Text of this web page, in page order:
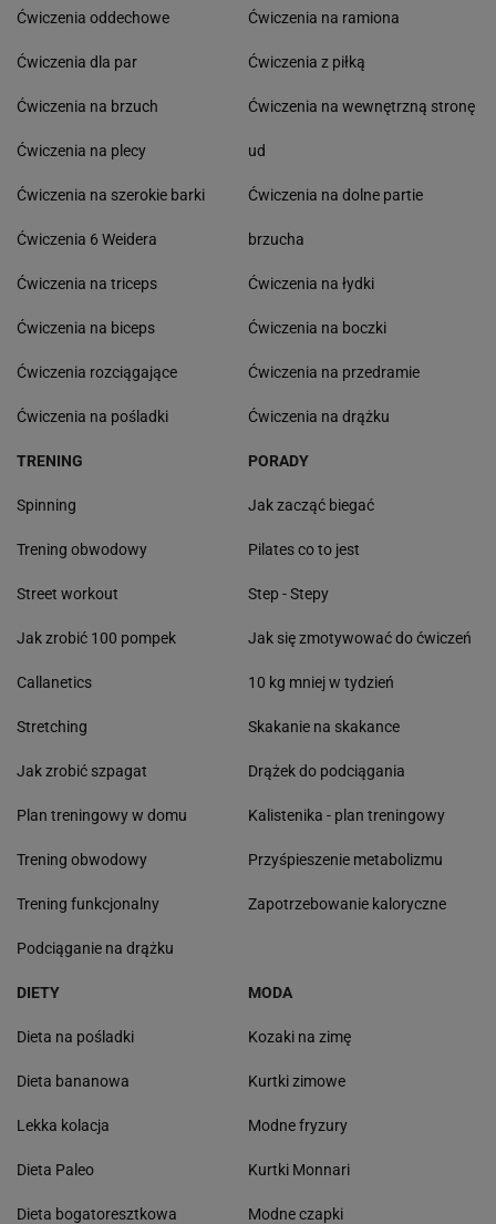
Ćwiczenia oddechowe
Ćwiczenia dla par
Ćwiczenia na brzuch
Ćwiczenia na plecy
Ćwiczenia na szerokie barki
Ćwiczenia 6 Weidera
Ćwiczenia na triceps
Ćwiczenia na biceps
Ćwiczenia rozciągające
Ćwiczenia na pośladki
Ćwiczenia na ramiona
Ćwiczenia z piłką
Ćwiczenia na wewnętrzną stronę
ud
Ćwiczenia na dolne partie
brzucha
Ćwiczenia na łydki
Ćwiczenia na boczki
Ćwiczenia na przedramie
Ćwiczenia na drążku
TRENING
Spinning
Trening obwodowy
Street workout
Jak zrobić 100 pompek
Callanetics
Stretching
Jak zrobić szpagat
Plan treningowy w domu
Trening obwodowy
Trening funkcjonalny
Podciąganie na drążku
PORADY
Jak zacząć biegać
Pilates co to jest
Step - Stepy
Jak się zmotywować do ćwiczeń
10 kg mniej w tydzień
Skakanie na skakance
Drążek do podciągania
Kalistenika - plan treningowy
Przyśpieszenie metabolizmu
Zapotrzebowanie kaloryczne
DIETY
Dieta na pośladki
Dieta bananowa
Lekka kolacja
Dieta Paleo
Dieta bogatoresztkowa
MODA
Kozaki na zimę
Kurtki zimowe
Modne fryzury
Kurtki Monnari
Modne czapki